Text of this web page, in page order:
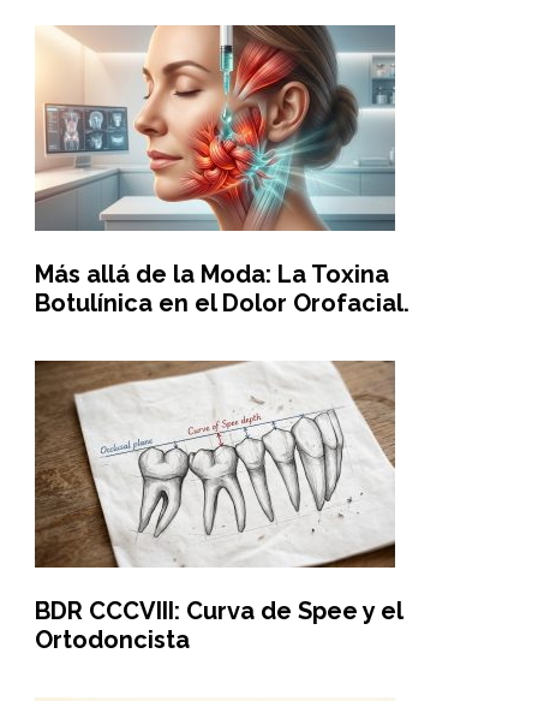
Más allá de la Moda: La Toxina
Botulínica en el Dolor Orofacial.
BDR CCCVIII: Curva de Spee y el
Ortodoncista